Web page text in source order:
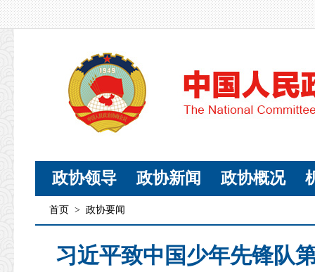
政协领导 政协新闻 政协概况
首页 > 政协要闻
习近平致中国少年先锋队